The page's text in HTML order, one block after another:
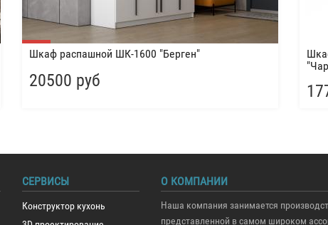
Шкаф распашной ШК-1600 "Берген"
20500 руб
СЕРВИСЫ
Конструктор кухонь
О КОМПАНИИ
Наша компания занимается
представленной в самом широком